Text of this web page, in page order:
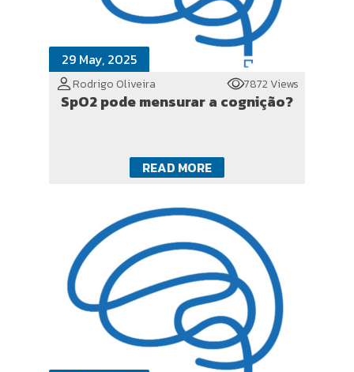
29 May, 2025
Rodrigo Oliveira 7872 Views
SpO2 pode mensurar a cognição?
READ MORE